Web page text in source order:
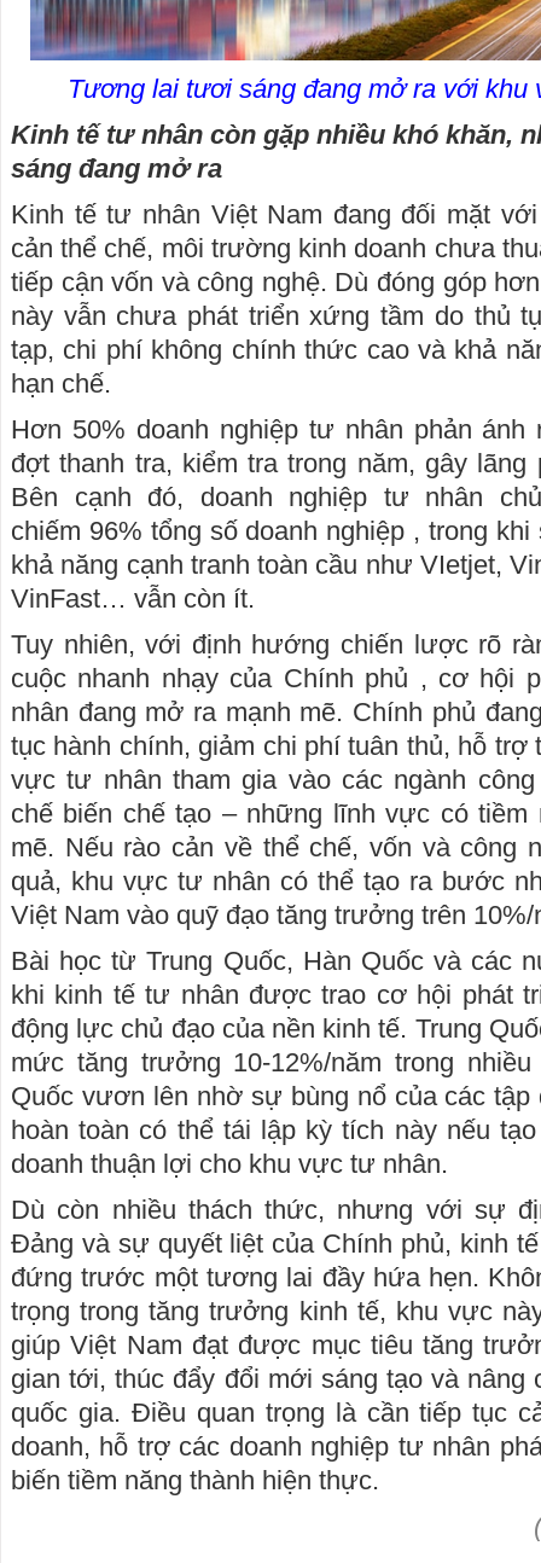
Tương lai tươi sáng đang mở ra với khu
Kinh tế tư nhân còn gặp nhiều khó khăn,
sáng đang mở ra
Kinh tế tư nhân Việt Nam đang đối mặt
cản thể chế, môi trường kinh doanh chưa
tiếp cận vốn và công nghệ. Dù đóng góp
này vẫn chưa phát triển xứng tầm do thủ
tạp, chi phí không chính thức cao và khả
hạn chế.
Hơn 50% doanh nghiệp tư nhân phản ánh
đợt thanh tra, kiểm tra trong năm, gây
Bên cạnh đó, doanh nghiệp tư nhân
chiếm 96% tổng số doanh nghiệp , trong
khả năng cạnh tranh toàn cầu như VIetjet,
VinFast… vẫn còn ít.
Tuy nhiên, với định hướng chiến lược rõ
cuộc nhanh nhạy của Chính phủ , cơ hội
nhân đang mở ra mạnh mẽ. Chính phủ
tục hành chính, giảm chi phí tuân thủ, hỗ trợ
vực tư nhân tham gia vào các ngành
chế biến chế tạo – những lĩnh vực có tiềm
mẽ. Nếu rào cản về thể chế, vốn và công
quả, khu vực tư nhân có thể tạo ra bước
Việt Nam vào quỹ đạo tăng trưởng trên 10%/
Bài học từ Trung Quốc, Hàn Quốc và các
khi kinh tế tư nhân được trao cơ hội phát
động lực chủ đạo của nền kinh tế. Trung
mức tăng trưởng 10-12%/năm trong
Quốc vươn lên nhờ sự bùng nổ của các
hoàn toàn có thể tái lập kỳ tích này nếu
doanh thuận lợi cho khu vực tư nhân.
Dù còn nhiều thách thức, nhưng với sự
Đảng và sự quyết liệt của Chính phủ, kinh
đứng trước một tương lai đầy hứa hẹn.
trọng trong tăng trưởng kinh tế, khu vực
giúp Việt Nam đạt được mục tiêu tăng
gian tới, thúc đẩy đổi mới sáng tạo và nâng
quốc gia. Điều quan trọng là cần tiếp tục
doanh, hỗ trợ các doanh nghiệp tư nhân
biến tiềm năng thành hiện thực.